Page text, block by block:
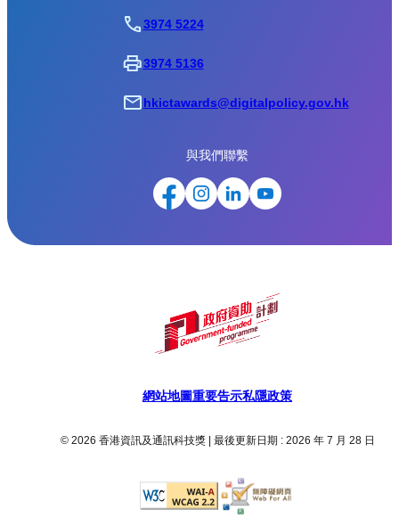
3974 5224
3974 5136
hkictawards@digitalpolicy.gov.hk
與我們聯繫
網站地圖重要告示私隱政策
© 2026 香港資訊及通訊科技獎 | 最後更新日期 : 2026 年 7 月 28 日